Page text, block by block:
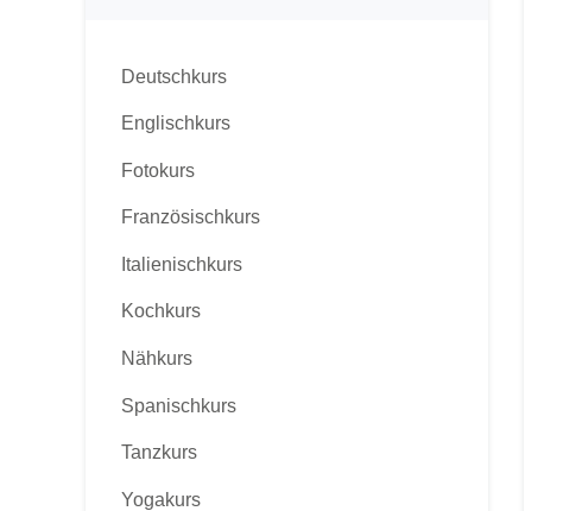
Deutschkurs
Englischkurs
Fotokurs
Französischkurs
Italienischkurs
Kochkurs
Nähkurs
Spanischkurs
Tanzkurs
Yogakurs